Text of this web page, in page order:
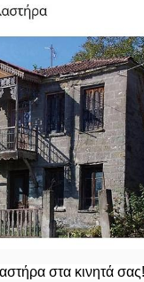
στα κινητά σας!